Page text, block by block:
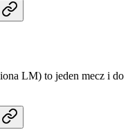
LM) to jeden mecz i do